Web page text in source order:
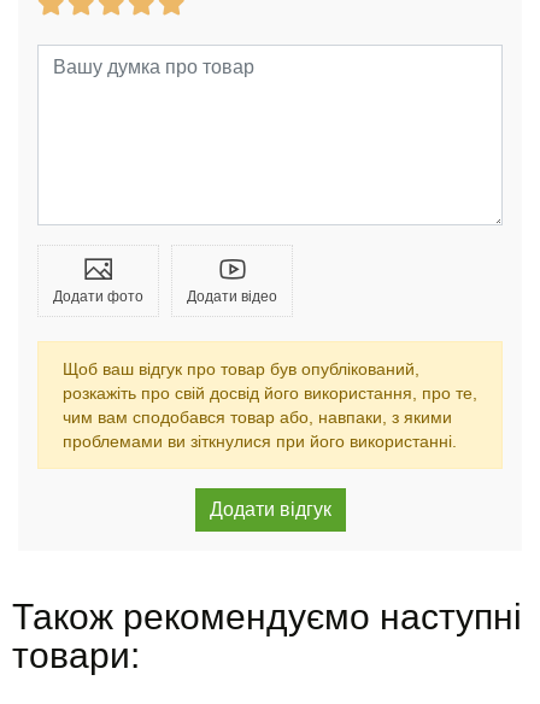
Додати фото Додати відео
Щоб ваш відгук про товар був опублікований,
розкажіть про свій досвід його використання, про те,
чим вам сподобався товар або, навпаки, з якими
проблемами ви зіткнулися при його використанні.
Також рекомендуємо наступні
товари: